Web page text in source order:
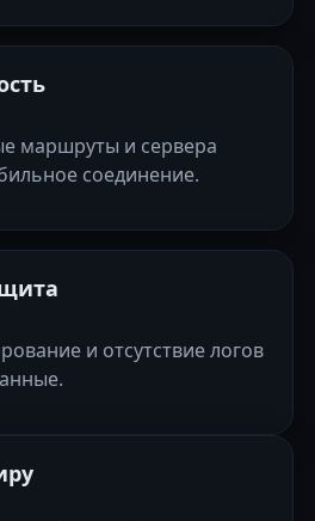
маршруты и сервера
соединение.
и отсутствие логов